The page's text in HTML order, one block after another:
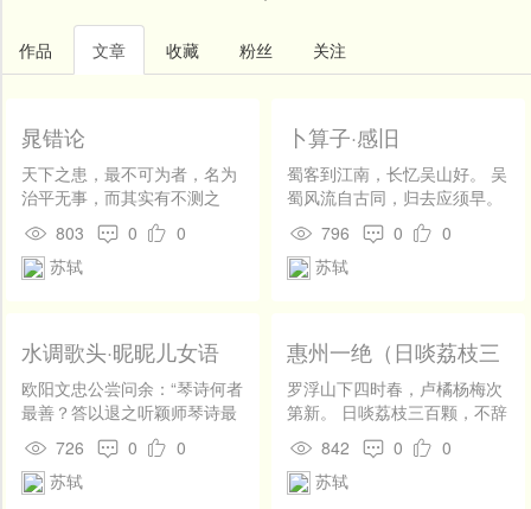
名
人
新
开
发
社
区
录
家庭。祖父苏序是诗人，父苏洵长于策论，母程氏亲授以书。嘉祐二
年（1057）参加礼部考试，中第二名。仁宗殿试时，与其弟苏辙同科
进士及第。因母丧回蜀。嘉祐六年（1061）经欧阳修推荐，应中制科
第三等，被任命为大理评事签书凤翔府判官。任期满后值父丧归里。
熙宁二年（1069）还朝任职，正是王安石推行新法的时期。他强调改
革吏治，反对骤变。认为「慎重则必成，轻发则多败。」因意见未被
丞李定等人摘取苏轼诗句深文周纳，罗织罪名，以谤讪新政的罪名逮
捕入狱。5个月后被贬黄州为团练副使。元丰八年（1094）哲宗立，
任用司马光，废除新法。苏轼调回京都任中书舍人、翰林学士知制诰
等职，由于与当政者政见不合，再次请调外任。先后任杭州、颍州、
作品 文章 收藏 粉丝 关注
晁错论
天下之患，最不可为者，名为
治平无事，而其实有不测之
忧。坐观其变，而不为之所，
则恐至於不可救；起而强为
之，则天下狃於治平之安而不
成大功；此固非勉强期月之
间，而苟以求名之所能也。 天
下治平，无故而发大难之端；
吾发之，吾能收之，然后有辞
於天下。事至而循循焉欲去
之，使他人任其责，则天下之
祸，必集於我。 昔者晁错尽忠
803 0
0
苏轼
卜算子·感旧
蜀客到江南，长忆吴山好。 吴
蜀风流自古同，归去应须早。
还与去年人，共藉西湖草。 莫
惜尊前仔细看，应是容颜老。
796 0
0
苏轼
水调歌头·昵昵儿女语
欧阳文忠公尝问余：“琴诗何者
最善？答以退之听颖师琴诗最
善。公曰：此诗最奇丽，然非
听琴，乃听琵琶也。余深然
之。建安章质夫家善琵琶者，
726 0
0
苏轼
惠州一绝（日啖荔枝三
百颗）
罗浮山下四时春，卢橘杨梅次
第新。 日啖荔枝三百颗，不辞
长作岭南人。 （不辞 一作：
不妨）842 0
0
苏轼